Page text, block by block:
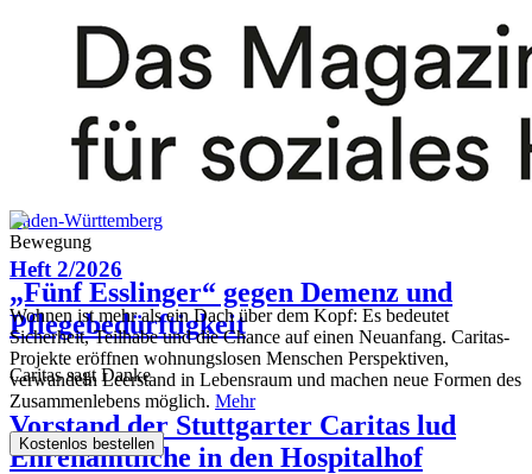
Integration
Caritas in Aachen
Jugendliche entdecken die Freude am
Anderssein und machen ein Buch
Baden-Württemberg
Bewegung
„Fünf Esslinger“ gegen Demenz und
Pflegebedürftigkeit
Caritas sagt Danke
Vorstand der Stuttgarter Caritas lud
Ehrenamtliche in den Hospitalhof
Heft 2/2026
Wohnen ist mehr als ein Dach über dem Kopf: Es bedeutet
Sicherheit, Teilhabe und die Chance auf einen Neuanfang. Caritas-
Projekte eröffnen wohnungslosen Menschen Perspektiven,
verwandeln Leerstand in Lebensraum und machen neue Formen des
Zusammenlebens möglich. Mehr
Kostenlos bestellen